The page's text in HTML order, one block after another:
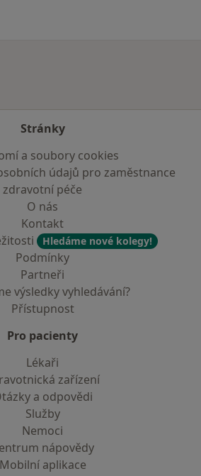
Stránky
a soubory cookies
údajů pro zaměstnance
zdravotní péče
O nás
Kontakt
Hledáme nové kolegy!
Podmínky
Partneři
výsledky vyhledávání?
Přístupnost
Pro pacienty
Lékaři
zařízení
a odpovědi
Služby
Nemoci
nápovědy
Mobilní aplikace